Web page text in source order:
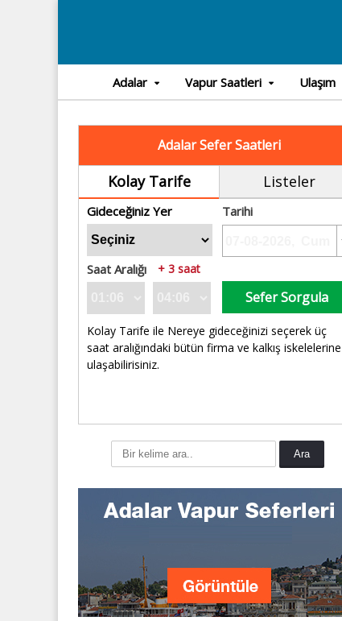
Adalar Vapur Saatleri Ulaşım
Adalar Sefer Saatleri
Kolay Tarife Listeler
Gideceğiniz Yer Tarihi
Saat Aralığı + 3 saat
Sefer Sorgula
Kolay Tarife ile Nereye gideceğinizi seçerek üç
saat aralığındaki bütün firma ve kalkış iskelelerine
ulaşabilirisiniz.